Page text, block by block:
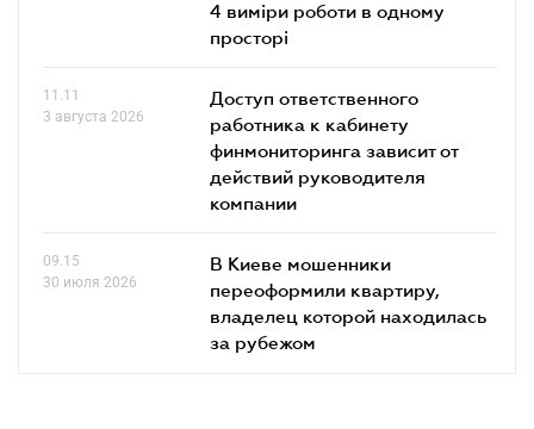
4 виміри роботи в одному
просторі
11.11
3 августа 2026
Доступ ответственного
работника к кабинету
финмониторинга зависит от
действий руководителя
компании
09.15
30 июля 2026
В Киеве мошенники
переоформили квартиру,
владелец которой находилась
за рубежом